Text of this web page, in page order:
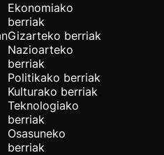
Ekonomiako
berriak
Gizarteko berriak
Nazioarteko
berriak
Politikako berriak
Kulturako berriak
Teknologiako
berriak
Osasuneko
berriak